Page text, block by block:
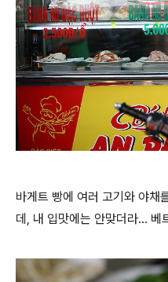
바게트 빵에 여러 고기와 야채
데, 내 입맛에는 안맞더라... 베